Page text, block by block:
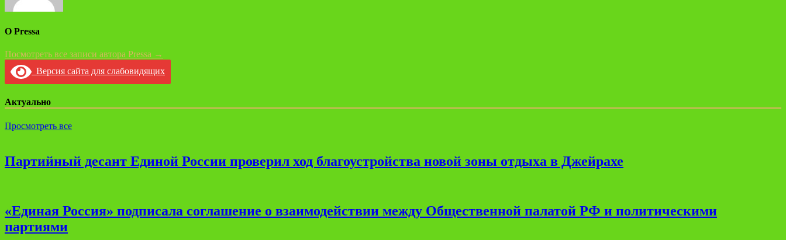
О Pressa
Посмотреть все записи автора Pressa →
Версия сайта для слабовидящих
Актуально
Просмотреть все
Партийный десант Единой России проверил ход благоустройства новой зоны отдыха в Джейрахе
«Единая Россия» подписала соглашение о взаимодействии между Общественной палатой РФ и политическими
партиями